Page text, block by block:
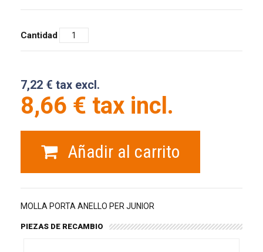
Cantidad
7,22 € tax excl.
8,66 € tax incl.
Añadir al carrito
MOLLA PORTA ANELLO PER JUNIOR
PIEZAS DE RECAMBIO